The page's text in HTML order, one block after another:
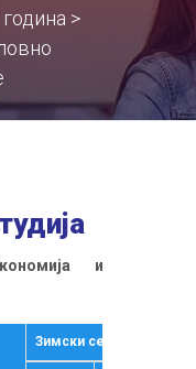
>
и
Зимски семестар